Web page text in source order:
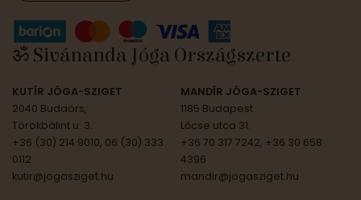
ॐ Sivánanda Jóga Országszerte
KUTÍR JÓGA-SZIGET
2040 Budaörs,
Törökbálint u. 3.
+36 (30) 214 9010, 06 (30) 333
0112
kutir@jogasziget.hu
MANDÍR JÓGA-SZIGET
1185 Budapest
Lőcse utca 31.
+36 70 317 7242, +36 30 658
4396
mandir@jogasziget.hu